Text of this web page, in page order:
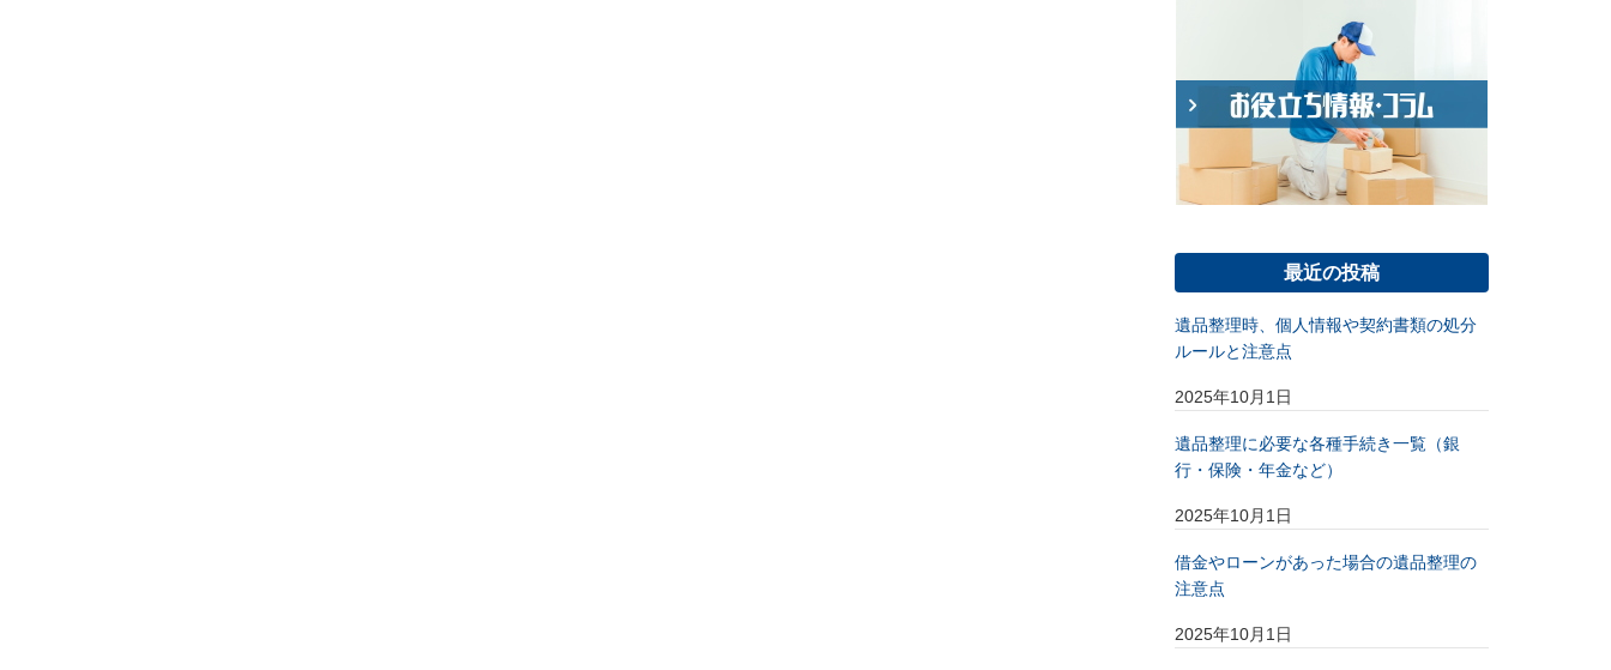
最近の投稿
遺品整理時、個人情報や契約書類の処分
ルールと注意点
2025年10月1日
遺品整理に必要な各種手続き一覧（銀
行・保険・年金など）
2025年10月1日
借金やローンがあった場合の遺品整理の
注意点
2025年10月1日